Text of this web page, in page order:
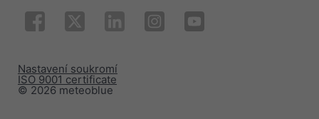
© 2026 meteoblue
ISO 9001 certificate
Nastavení soukromí